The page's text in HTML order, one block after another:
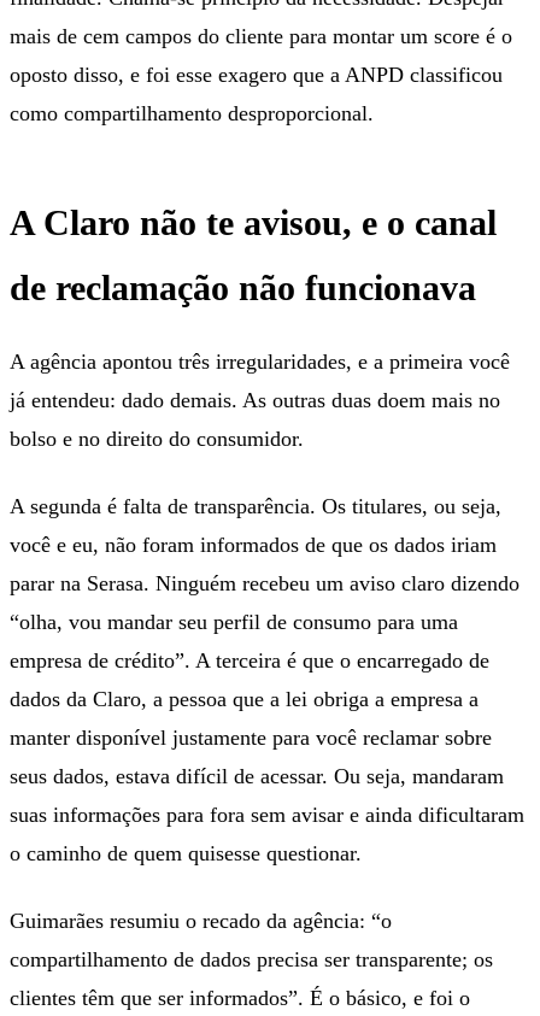
mais de cem campos do cliente para montar um score é o
oposto disso, e foi esse exagero que a ANPD classificou
como compartilhamento desproporcional.
A Claro não te avisou, e o canal
de reclamação não funcionava
A agência apontou três irregularidades, e a primeira você
já entendeu: dado demais. As outras duas doem mais no
bolso e no direito do consumidor.
A segunda é falta de transparência. Os titulares, ou seja,
você e eu, não foram informados de que os dados iriam
parar na Serasa. Ninguém recebeu um aviso claro dizendo
“olha, vou mandar seu perfil de consumo para uma
empresa de crédito”. A terceira é que o encarregado de
dados da Claro, a pessoa que a lei obriga a empresa a
manter disponível justamente para você reclamar sobre
seus dados, estava difícil de acessar. Ou seja, mandaram
suas informações para fora sem avisar e ainda dificultaram
o caminho de quem quisesse questionar.
Guimarães resumiu o recado da agência: “o
compartilhamento de dados precisa ser transparente; os
clientes têm que ser informados”. É o básico, e foi o